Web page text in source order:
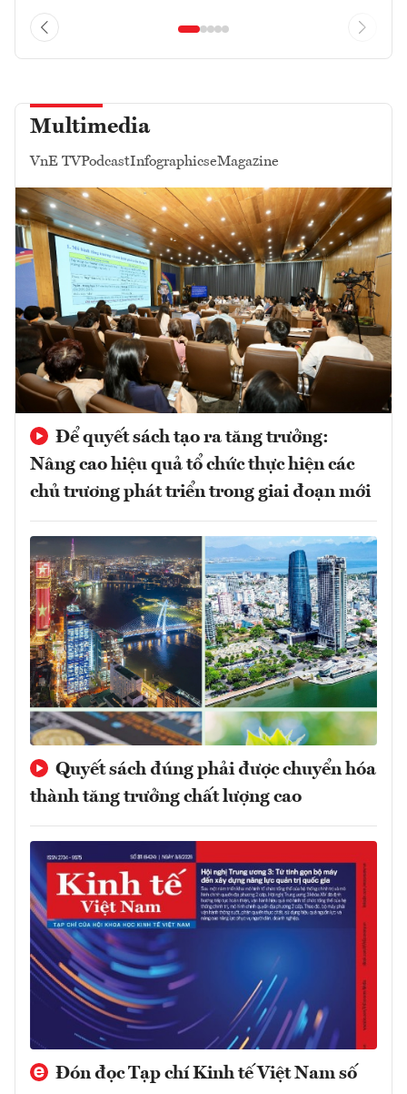
Multimedia
VnE TVPodcastInfographicseMagazine
Để quyết sách tạo ra tăng trưởng:
Nâng cao hiệu quả tổ chức thực hiện các
chủ trương phát triển trong giai đoạn mới
Quyết sách đúng phải được chuyển hóa
thành tăng trưởng chất lượng cao
Đón đọc Tạp chí Kinh tế Việt Nam số